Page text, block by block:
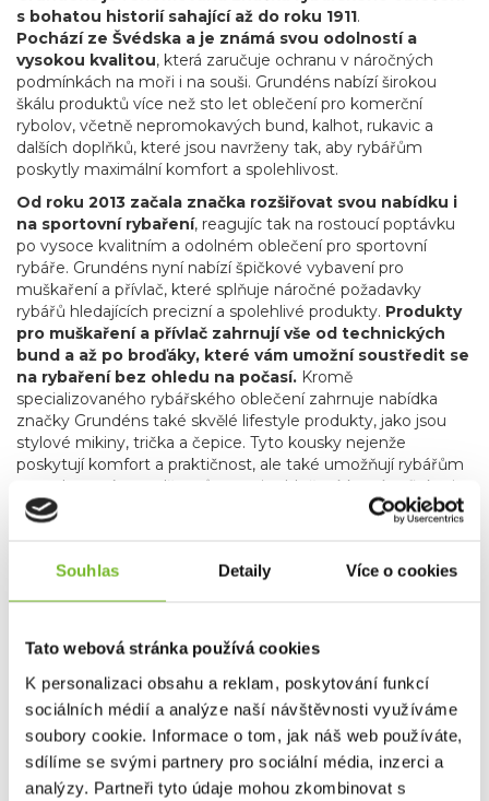
Souhlas Detaily Více o cookies
Tato webová stránka používá cookies
K personalizaci obsahu a reklam, poskytování funkcí
sociálních médií a analýze naší návštěvnosti využíváme
soubory cookie. Informace o tom, jak náš web používáte,
sdílíme se svými partnery pro sociální média, inzerci a
analýzy. Partneři tyto údaje mohou zkombinovat s
s bohatou historií sahající až do roku 1911.
Pochází ze Švédska a je známá svou odolností a
vysokou kvalitou, která zaručuje ochranu v náročných
podmínkách na moři i na souši. Grundéns nabízí širokou
škálu produktů více než sto let oblečení pro komerční
rybolov, včetně nepromokavých bund, kalhot, rukavic a
dalších doplňků, které jsou navrženy tak, aby rybářům
poskytly maximální komfort a spolehlivost.
Od roku 2013 začala značka rozšiřovat svou nabídku i
na sportovní rybaření, reagujíc tak na rostoucí poptávku
po vysoce kvalitním a odolném oblečení pro sportovní
rybáře. Grundéns nyní nabízí špičkové vybavení pro
muškaření a přívlač, které splňuje náročné požadavky
rybářů hledajících precizní a spolehlivé produkty. Produkty
pro muškaření a přívlač zahrnují vše od technických
bund a až po broďáky, které vám umožní soustředit se
na rybaření bez ohledu na počasí. Kromě
specializovaného rybářského oblečení zahrnuje nabídka
značky Grundéns také skvělé lifestyle produkty, jako jsou
stylové mikiny, trička a čepice. Tyto kousky nejenže
poskytují komfort a praktičnost, ale také umožňují rybářům
a outdoorovým nadšencům nosit oblečení, které reflektuje
jejich vášeň pro rybaření i v běžném životě.
materiálům, udržitelnosti a kvalitě je oblíbenou
volbou profesionálních i sportovních rybářů po celém
světě.Bez ohledu na to, zda jste na vodě nebo trávíte čas
suchu, teple a stylu. Přidejte se k tisícům spokojených
zákazníků a objevte, proč je Grundéns synonymem pro
nejlepší rybářské oblečení na trhu.
Společnost MORIS design s.r.o., provozovateleshopu
SAVETHEDAY.CZ je hrdý exkluzivní distributor značky